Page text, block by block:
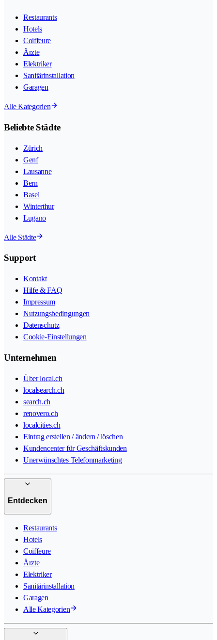
Restaurants
Hotels
Coiffeure
Ärzte
Elektriker
Sanitärinstallation
Garagen
Alle Kategorien
Beliebte Städte
Zürich
Genf
Lausanne
Bern
Basel
Winterthur
Lugano
Alle Städte
Support
Kontakt
Hilfe & FAQ
Impressum
Nutzungsbedingungen
Datenschutz
Cookie-Einstellungen
Unternehmen
Über local.ch
localsearch.ch
search.ch
renovero.ch
localcities.ch
Eintrag erstellen / ändern / löschen
Kundencenter für Geschäftskunden
Unerwünschtes Telefonmarketing
Entdecken
Restaurants
Hotels
Coiffeure
Ärzte
Elektriker
Sanitärinstallation
Garagen
Alle Kategorien